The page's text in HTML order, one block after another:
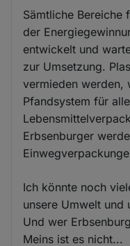
Sämtliche Bereiche
der
entwickelt und
zur Umsetzung.
vermieden werden,
Pfandsystem für
Erbsenburger
Ich könnte noch
unsere Umwelt und
Und wer
Meins ist es nicht...